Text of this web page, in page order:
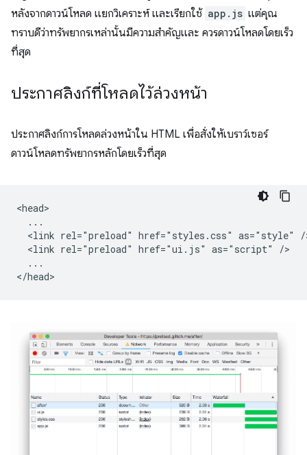
หลังจากดาวน์โหลด แยกวิเคราะห์ และเรียกใช้ app.js แต่คุณ
ทราบดีว่าทรัพยากรเหล่านั้นมีความสำคัญและ ควรดาวน์โหลดโดยเร็ว
ที่สุด
ประกาศลิงก์ที่โหลดไว้ล่วงหน้า
ประกาศลิงก์การโหลดล่วงหน้าใน HTML เพื่อสั่งให้เบราว์เซอร์
ดาวน์โหลดทรัพยากรหลักโดยเร็วที่สุด
<head>
  ...
<link rel="preload" href="styles.css" as="style"
  <link rel="preload" href="ui.js" as="script" />
  ...